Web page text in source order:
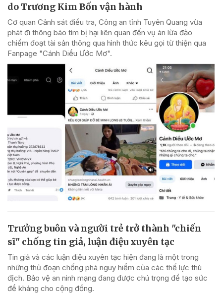
do Trương Kim Bốn vận hành
Cơ quan Cảnh sát điều tra, Công an tỉnh Tuyên Quang vừa
phát đi thông báo tìm bị hại liên quan đến vụ án lừa đảo
chiếm đoạt tài sản thông qua hình thức kêu gọi từ thiện qua
Fanpage "Cánh Diều Ước Mơ".
Trưởng buôn và người trẻ trở thành "chiến
sĩ" chống tin giả, luận điệu xuyên tạc
Tin giả và các luận điệu xuyên tạc hiện đang là một trong
những thủ đoạn chống phá nguy hiểm của các thế lực thù
địch. Bảo vệ an ninh mạng đang được chú trọng để tạo sức
đề kháng cho cộng đồng.